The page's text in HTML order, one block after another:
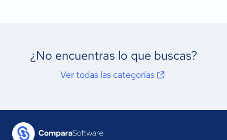
¿No encuentras lo que buscas?
Ver todas las categorías